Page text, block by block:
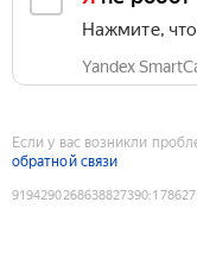
Нажмите,
Yandex
Если у вас возникли
обратной связи
9194290268638827390: